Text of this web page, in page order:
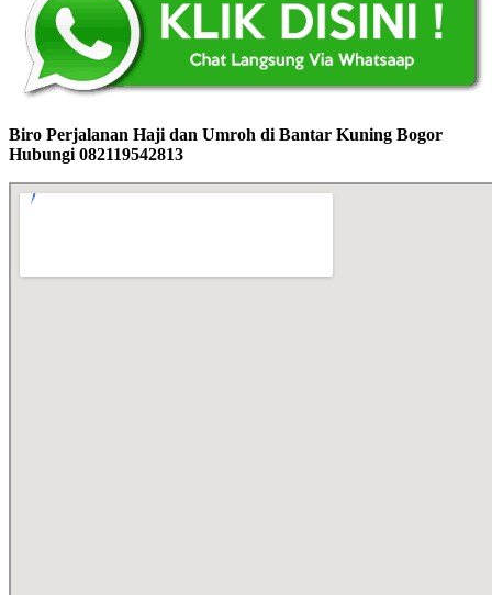
Biro Perjalanan Haji dan Umroh di Bantar Kuning Bogor
Hubungi 082119542813